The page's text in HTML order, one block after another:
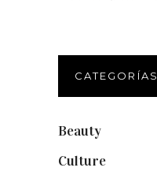
CATEGORÍAS
Beauty
Culture